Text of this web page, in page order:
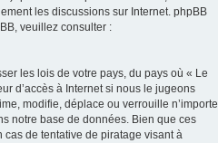
les discussions sur Internet. phpBB
veuillez consulter :
les lois de votre pays, du pays où « Le
d’accès à Internet si nous le jugeons
modifie, déplace ou verrouille n’importe
notre base de données. Bien que ces
de tentative de piratage visant à